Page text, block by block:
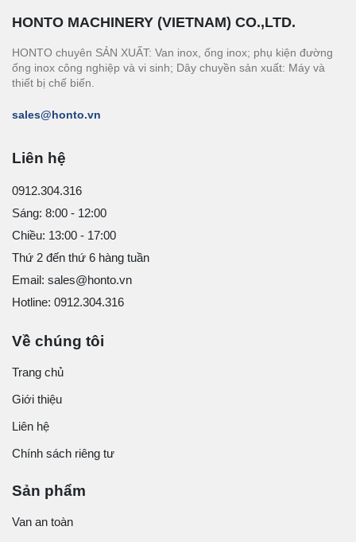
HONTO MACHINERY (VIETNAM) CO.,LTD.
HONTO chuyên SẢN XUẤT: Van inox, ống inox; phụ kiện đường
ống inox công nghiệp và vi sinh; Dây chuyền sản xuất: Máy và
thiết bị chế biến.
sales@honto.vn
Liên hệ
0912.304.316
Sáng: 8:00 - 12:00
Chiều: 13:00 - 17:00
Thứ 2 đến thứ 6 hàng tuần
Email: sales@honto.vn
Hotline: 0912.304.316
Về chúng tôi
Trang chủ
Giới thiệu
Liên hệ
Chính sách riêng tư
Sản phẩm
Van an toàn